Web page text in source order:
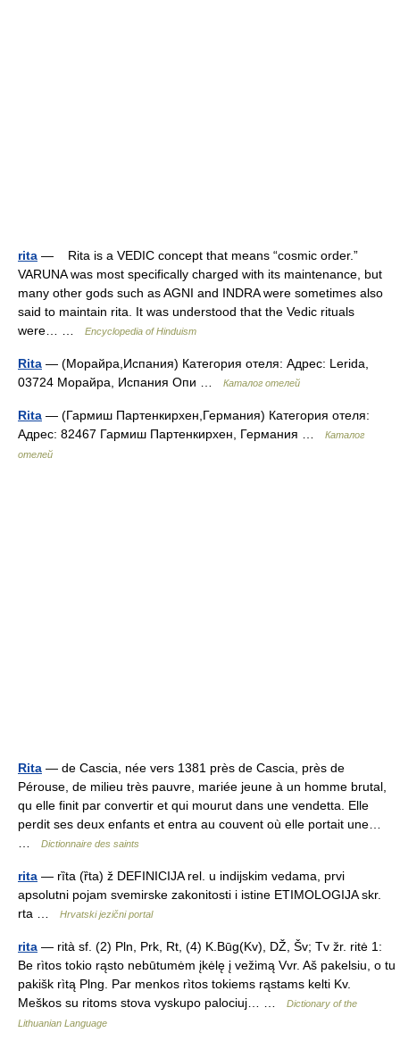
rita — Rita is a VEDIC concept that means “cosmic order.”
VARUNA was most specifically charged with its maintenance, but
many other gods such as AGNI and INDRA were sometimes also
said to maintain rita. It was understood that the Vedic rituals
were… …
Encyclopedia of Hinduism
Rita — (Морайра,Испания) Категория отеля: Адрес: Lerida,
03724 Морайра, Испания Опи …
Каталог отелей
Rita — (Гармиш Партенкирхен,Германия) Категория отеля:
Адрес: 82467 Гармиш Партенкирхен, Германия …
Каталог
отелей
Rita — de Cascia, née vers 1381 près de Cascia, près de
Pérouse, de milieu très pauvre, mariée jeune à un homme brutal,
qu elle finit par convertir et qui mourut dans une vendetta. Elle
perdit ses deux enfants et entra au couvent où elle portait une…
Dictionnaire des saints
rita — rȉta (ȑta) ž DEFINICIJA rel. u indijskim vedama, prvi
apsolutni pojam svemirske zakonitosti i istine ETIMOLOGIJA skr.
rta …
Hrvatski jezični portal
rita — rità sf. (2) Pln, Prk, Rt, (4) K.Būg(Kv), DŽ, Šv; Tv žr. ritė 1:
Be rìtos tokio rąsto nebūtumėm įkėlę į vežimą Vvr. Aš pakelsiu, o tu
pakišk rìtą Plng. Par menkos rìtos tokiems rąstams kelti Kv.
Meškos su ritoms stova vyskupo palociuj… …
Dictionary of the
Lithuanian Language